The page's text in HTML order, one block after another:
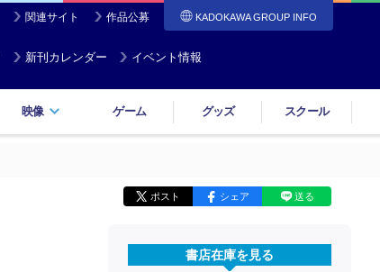
関連サイト 作品公募 KADOKAWA GROUP INFO
新刊カレンダー イベント情報
映像 ゲーム グッズ スクール
ポスト シェア 送る
書店在庫を見る